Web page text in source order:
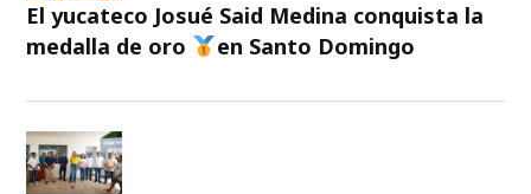
El yucateco Josué Said Medina conquista la
medalla de oro
en Santo Domingo